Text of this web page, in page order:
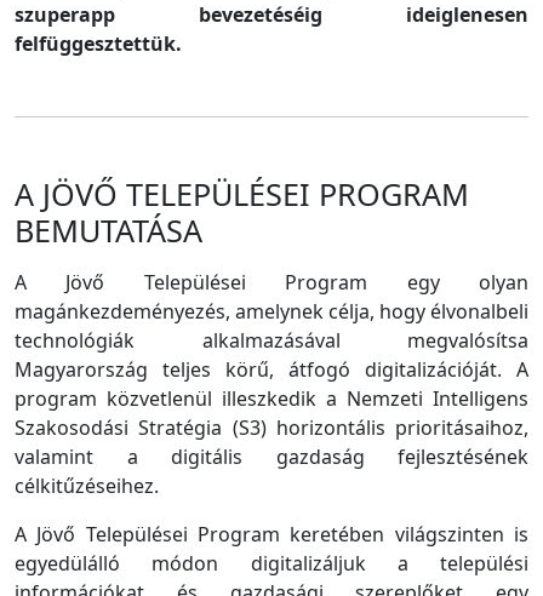
szuperapp bevezetéséig ideiglenesen
felfüggesztettük.
A JÖVŐ TELEPÜLÉSEI PROGRAM
BEMUTATÁSA
A Jövő Települései Program egy olyan
magánkezdeményezés, amelynek célja, hogy élvonalbeli
technológiák alkalmazásával megvalósítsa
Magyarország teljes körű, átfogó digitalizációját. A
program közvetlenül illeszkedik a Nemzeti Intelligens
Szakosodási Stratégia (S3) horizontális prioritásaihoz,
valamint a digitális gazdaság fejlesztésének
célkitűzéseihez.
A Jövő Települései Program keretében világszinten is
egyedülálló módon digitalizáljuk a települési